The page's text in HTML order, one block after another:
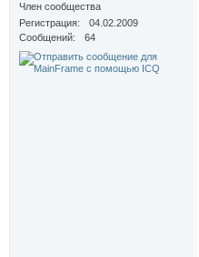
Член сообщества
Регистрация
04.02.2009
Сообщений
64